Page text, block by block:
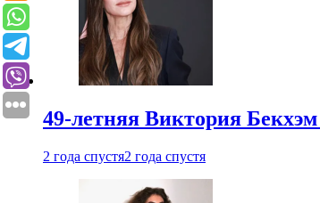
49-летняя Виктория
2 года спустя2 года спустя